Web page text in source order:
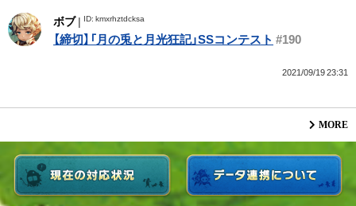
ボブ| ID: kmxrhztdcksa
【締切】「月の兎と月光狂記」SSコンテスト #190
2021/09/19 23:31
MORE